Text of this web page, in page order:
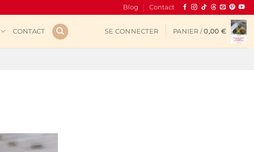
Blog Contact
CONTACT SE CONNECTER PANIER /0,00 €